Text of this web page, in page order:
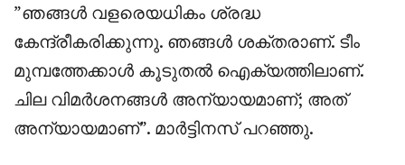
‎”ഞങ്ങൾ വളരെയധികം ശ്രദ്ധ
കേന്ദ്രീകരിക്കുന്നു. ഞങ്ങൾ ശക്തരാണ്. ടീം
മുമ്പത്തേക്കാൾ കൂടുതൽ ഐക്യത്തിലാണ്.
ചില വിമർശനങ്ങൾ അന്യായമാണ്; അത്
അന്യായമാണ്”. മാർട്ടിനസ് പറഞ്ഞു.